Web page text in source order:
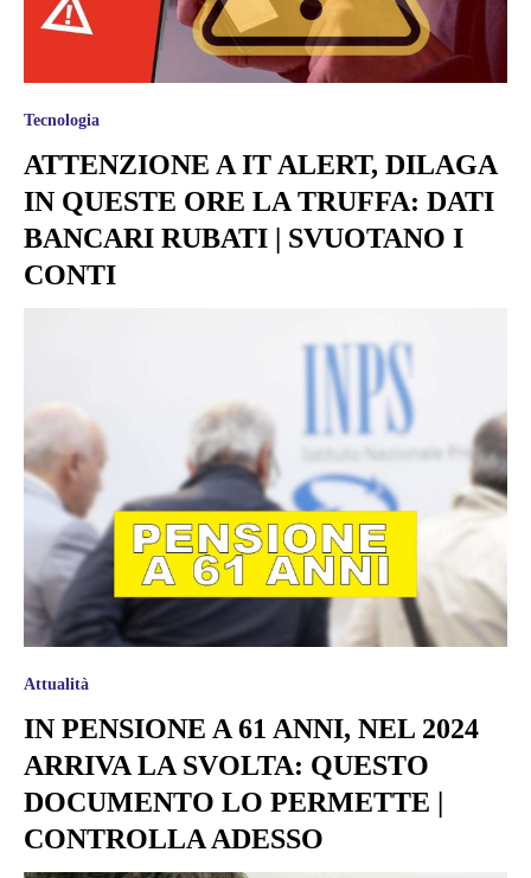
Tecnologia
ATTENZIONE A IT ALERT, DILAGA
IN QUESTE ORE LA TRUFFA: DATI
BANCARI RUBATI | SVUOTANO I
CONTI
Attualità
IN PENSIONE A 61 ANNI, NEL 2024
ARRIVA LA SVOLTA: QUESTO
DOCUMENTO LO PERMETTE |
CONTROLLA ADESSO